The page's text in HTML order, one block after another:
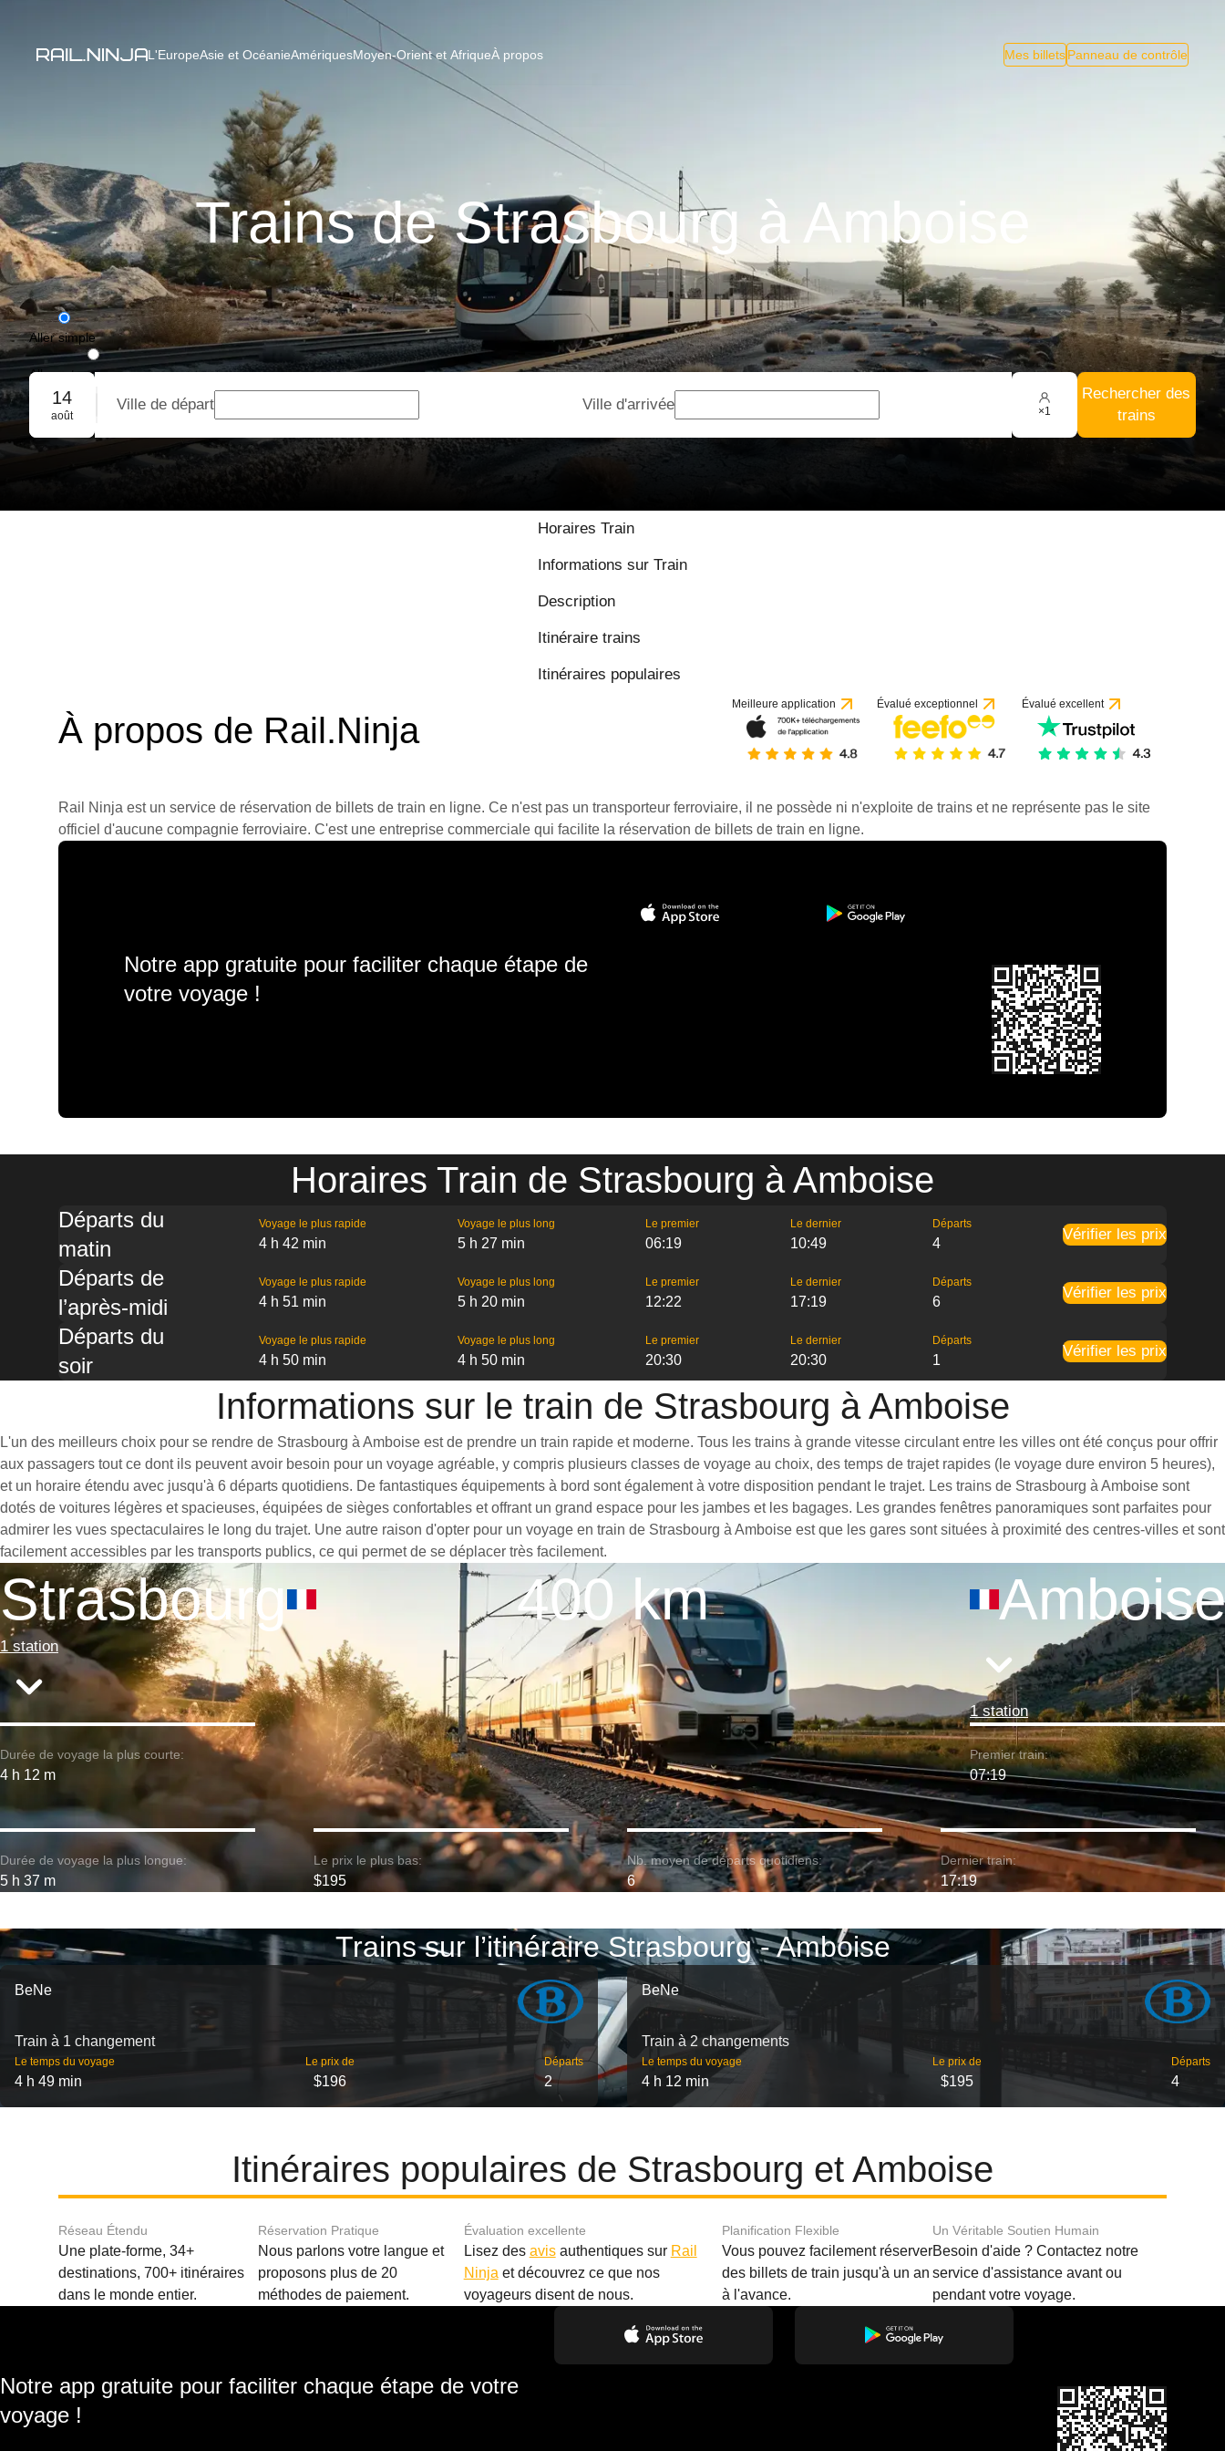
L'EuropeAsie et OcéanieAmériquesMoyen-Orient et AfriqueÀ propos Mes billetsPanneau de contrôle
Trains de Strasbourg à Amboise
Aller simple
Aller-retour
Réservation de groupe
14
août
Ville de départ Ville d'arrivée ×1
Rechercher des
trains
Horaires Train
Informations sur Train
Description
Itinéraire trains
Itinéraires populaires
À propos de Rail.Ninja
Meilleure application Évalué exceptionnel Évalué excellent
Rail Ninja est un service de réservation de billets de train en ligne. Ce n'est pas un transporteur ferroviaire, il ne possède ni n'exploite de trains et ne représente pas le site
officiel d'aucune compagnie ferroviaire. C'est une entreprise commerciale qui facilite la réservation de billets de train en ligne.
Notre app gratuite pour faciliter chaque étape de
votre voyage !
Horaires Train de Strasbourg à Amboise
Départs du
matin
Voyage le plus rapide
4 h 42 min
Voyage le plus long
5 h 27 min
Le premier
06:19
Le dernier
10:49
Départs
4
Vérifier les prix
Départs de
l’après-midi
Voyage le plus rapide
4 h 51 min
Voyage le plus long
5 h 20 min
Le premier
12:22
Le dernier
17:19
Départs
6
Vérifier les prix
Départs du
soir
Voyage le plus rapide
4 h 50 min
Voyage le plus long
4 h 50 min
Le premier
20:30
Le dernier
20:30
Départs
1
Vérifier les prix
Informations sur le train de Strasbourg à Amboise
L'un des meilleurs choix pour se rendre de Strasbourg à Amboise est de prendre un train rapide et moderne. Tous les trains à grande vitesse circulant entre les villes ont été conçus pour offrir
aux passagers tout ce dont ils peuvent avoir besoin pour un voyage agréable, y compris plusieurs classes de voyage au choix, des temps de trajet rapides (le voyage dure environ 5 heures),
et un horaire étendu avec jusqu'à 6 départs quotidiens. De fantastiques équipements à bord sont également à votre disposition pendant le trajet. Les trains de Strasbourg à Amboise sont
dotés de voitures légères et spacieuses, équipées de sièges confortables et offrant un grand espace pour les jambes et les bagages. Les grandes fenêtres panoramiques sont parfaites pour
admirer les vues spectaculaires le long du trajet. Une autre raison d'opter pour un voyage en train de Strasbourg à Amboise est que les gares sont situées à proximité des centres-villes et sont
facilement accessibles par les transports publics, ce qui permet de se déplacer très facilement.
Strasbourg
1 station
400 km
1 station
Durée de voyage la plus courte:
4 h 12 m
Premier train:
07:19
Durée de voyage la plus longue:
5 h 37 m
Le prix le plus bas:
$195
Nb. moyen de départs quotidiens:
6
Dernier train:
17:19
Trains sur l’itinéraire Strasbourg - Amboise
BeNe
Train à 1 changement
Le temps du voyage
4 h 49 min
Le prix de
$196
Départs
2
BeNe
Train à 2 changements
Le temps du voyage
4 h 12 min
Le prix de
$195
Départs
4
Itinéraires populaires de Strasbourg et Amboise
Réseau Étendu
Une plate-forme, 34+
destinations, 700+ itinéraires
dans le monde entier.
Réservation Pratique
Nous parlons votre langue et
proposons plus de 20
méthodes de paiement.
Évaluation excellente
Lisez des avisauthentiques sur Rail
Ninja et découvrez ce que nos
voyageurs disent de nous.
Planification Flexible
Vous pouvez facilement réserver
des billets de train jusqu'à un an
à l'avance.
Un Véritable Soutien Humain
Besoin d'aide ? Contactez notre
service d'assistance avant ou
pendant votre voyage.
Notre app gratuite pour faciliter chaque étape de votre
voyage !